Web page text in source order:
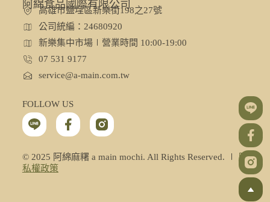
阿綿食品國際有限公司
高雄市鹽埕區新樂街198之27號
公司統編：24680920
新樂集中市場∣營業時間 10:00-19:00
07 531 9177
service@a-main.com.tw
FOLLOW US
© 2025 阿綿麻糬 a main mochi. All Rights Reserved. ∣ 隱
私權政策